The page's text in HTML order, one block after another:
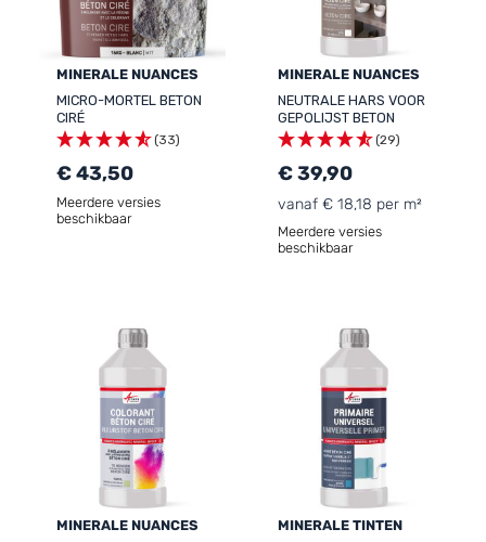
MINERALE NUANCES
MICRO-MORTEL BETON
CIRÉ
(33)
€ 43,50
Meerdere versies
beschikbaar
MINERALE NUANCES
NEUTRALE HARS VOOR
GEPOLIJST BETON
(29)
€ 39,90
vanaf € 18,18 per m²
Meerdere versies
beschikbaar
MINERALE NUANCES
MINERALE TINTEN